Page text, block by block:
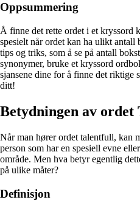
Oppsummering
Å finne det rette ordet i et kryssord
spesielt når ordet kan ha ulikt antall
tips og triks, som å se på antall
synonymer, bruke et kryssord
sjansene dine for å finne det riktige
ditt!
Betydningen av
Når man hører ordet talentfull, kan
person som har en spesiell evne
område. Men hva betyr egentlig
på ulike måter?
Definisjon